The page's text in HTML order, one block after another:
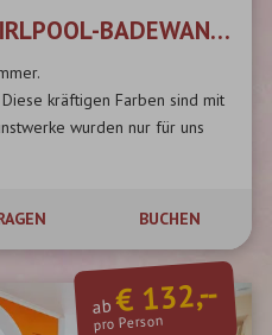
DZ BAVARIA MIT WHIRLPOOL-BADEWANNE
kräftigen Farben sind mit
wurden nur für uns
BUCHEN
ab€ 132,--
pro Person